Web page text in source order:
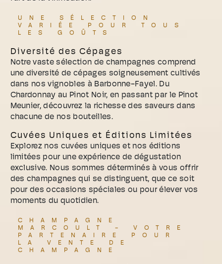
UNE SÉLECTION
VARIÉE POUR TOUS
LES GOÛTS
Diversité des Cépages
Notre vaste sélection de champagnes comprend
une diversité de cépages soigneusement cultivés
dans nos vignobles à Barbonne-Fayel. Du
Chardonnay au Pinot Noir, en passant par le Pinot
Meunier, découvrez la richesse des saveurs dans
chacune de nos bouteilles.
Cuvées Uniques et Éditions Limitées
Explorez nos cuvées uniques et nos éditions
limitées pour une expérience de dégustation
exclusive. Nous sommes déterminés à vous offrir
des champagnes qui se distinguent, que ce soit
pour des occasions spéciales ou pour élever vos
moments du quotidien.
CHAMPAGNE
MARCOULT - VOTRE
PARTENAIRE POUR
LA VENTE DE
CHAMPAGNE